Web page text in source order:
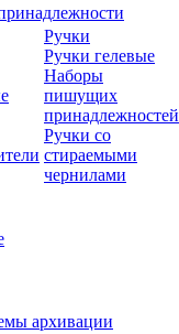
Ручки
Ручки гелевые
Наборы
пишущих
принадлежностей
Ручки со
стираемыми
чернилами
архивации